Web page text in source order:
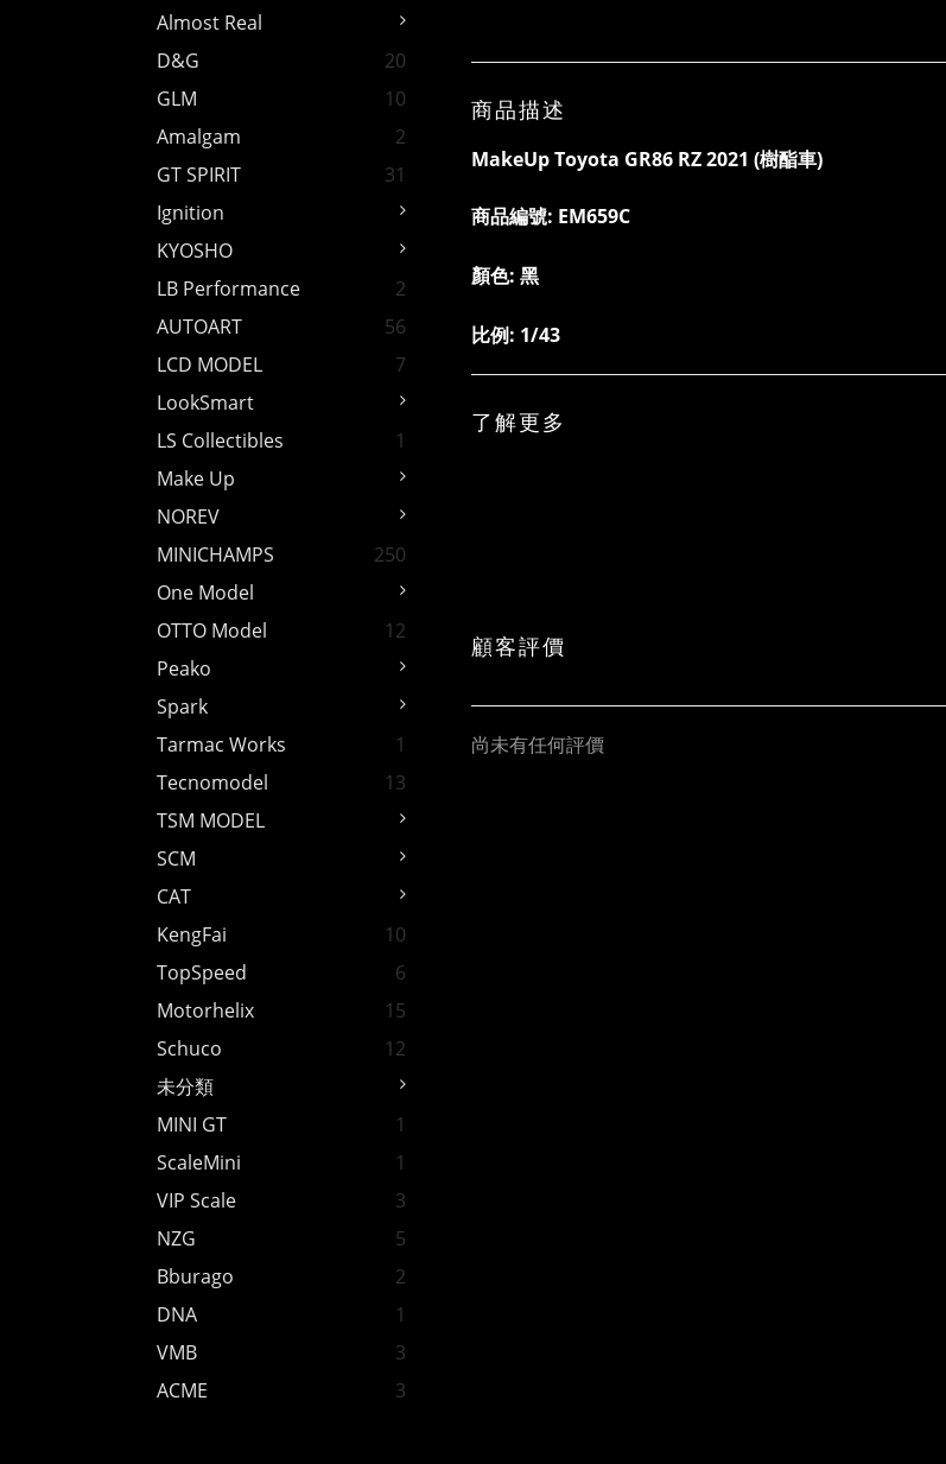
Almost Real
D&G
20
GLM
10
Amalgam
2
GT SPIRIT
31
Ignition
KYOSHO
LB Performance
2
AUTOART
56
LCD MODEL
7
LookSmart
LS Collectibles
1
Make Up
NOREV
MINICHAMPS
250
One Model
OTTO Model
12
Peako
Spark
Tarmac Works
1
Tecnomodel
13
TSM MODEL
SCM
CAT
KengFai
10
TopSpeed
6
Motorhelix
15
Schuco
12
未分類
MINI GT
1
ScaleMini
1
VIP Scale
3
NZG
5
Bburago
2
DNA
1
VMB
3
ACME
3
商品描述
MakeUp Toyota GR86 RZ 2021 (樹酯車)
商品編號: EM659C
顏色: 黑
比例: 1/43
了解更多
顧客評價
尚未有任何評價